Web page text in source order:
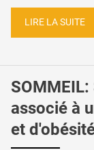
LIRE LA SUITE
associé à
et